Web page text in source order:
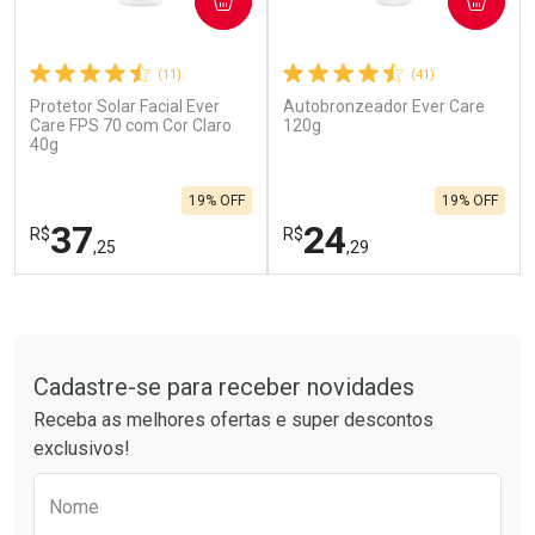
Ativar Desconto
Por R$ 664,02/cada
Comprar sem Desconto
Ativar Desconto
(11)
Protetor Solar Facial Ever
Care FPS 70 com Cor Claro
40g
R$37,25
19% OFF
Laboratório
Por Menos
(41)
Autobronzeador Ever Care
120g
R$24,29
19% OFF
Laboratório
Por Menos
Cadastre-se para receber novidades
Receba as melhores ofertas e super descontos
exclusivos!
Nome